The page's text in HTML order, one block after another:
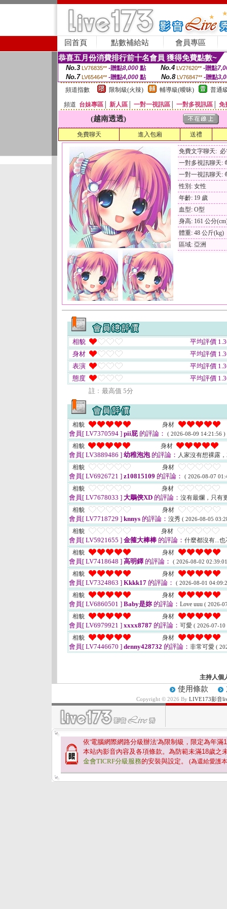
回首頁 點數補給站 會員專區
恭喜五月份消費排行前十名會員 獲得免費點數~
No.3 LV76835** -贈點8,000點 No.4 LV27620** -贈點
No.7 LV65464** -贈點4,000 點 No.8 LV76847** -贈點
頻道指數
限制級(火辣) 輔導級(曖昧) 普通
頻道 台妹專區 新人區 一對一視訊區 一對多視訊區 免
(越南透透)
免費聊天 進入包廂 送禮
免費文字聊天:
一對多視訊聊天:
一對一視訊聊天:
性別: 女性
年齡: 19 歲
血型: O型
身高: 161 公分
體重: 48 公斤(kg)
區域: 亞洲
相貌
平均評價
身材
平均評價
表演
平均評價
態度
平均評價
註﹕最高值 5分
相貌 身材
會員[ LV7370594 ] pii屁的評論： ( 2026-08-09 14:21:56 )
相貌 身材
會員[ LV3889486 ] 幼稚泡泡的評論： 人家沒有想裸露
相貌
身材
會員[ LV6926721 ] z10815109 的評論： ( 2026-08-07
相貌 身材
會員[ LV7678033 ] 大鵰俠XD 的評論： 沒有最爛，只有
相貌
身材
會員[ LV7718729 ] knnys 的評論： 沒秀 ( 2026-08-05
相貌 身材
會員[ LV5921655 ] 金箍大棒棒 的評論： 什麼都沒有...
相貌
身材
會員[ LV7418648 ] 高明鐸 的評論： ( 2026-08-02
相貌 身材
會員[ LV7324863 ] Kkkk17 的評論： ( 2026-08-01
相貌 身材
會員[ LV6860501 ] Baby是妳的評論： Love uuu ( 2026-
相貌 身材
會員[ LV6979921 ] xxxx8787 的評論： 可愛 ( 2026-07-10
相貌 身材
會員[ LV7446670 ] denny428732 的評論： 非常可愛 (
主持人個
使用條款
Copyright © 2026 By LIVE173影音
依'電腦網際網路分級辦法'為限制級，限定為年滿
本站內影音內容及各項條款。為防範未滿18歲之
金會TICRF分級服務的安裝與設定。 (為還給愛護